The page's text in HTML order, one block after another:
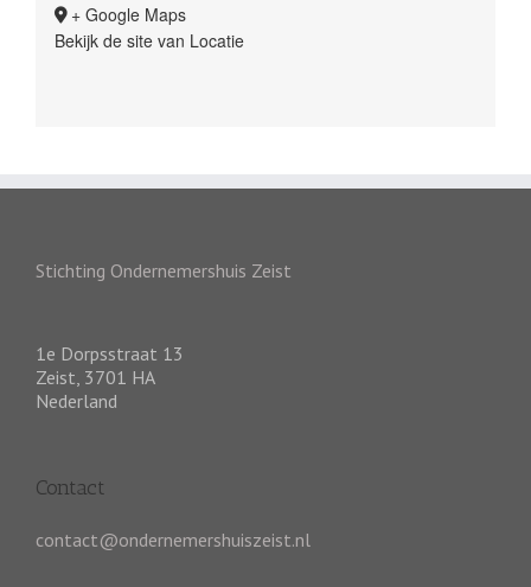
+ Google Maps
Bekijk de site van Locatie
Stichting Ondernemershuis Zeist
1e Dorpsstraat 13
Zeist, 3701 HA
Nederland
Contact
contact@ondernemershuiszeist.nl